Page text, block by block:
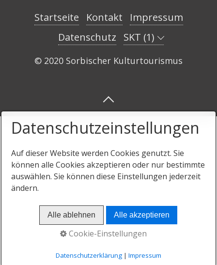
Startseite Kontakt
Impressum
Datenschutz
© 2020 Sorbischer Kulturtourismus
Datenschutzeinstellungen
Auf dieser Website werden Cookies genutzt. Sie
können alle Cookies akzeptieren oder nur bestimmte
auswählen. Sie können diese Einstellungen jederzeit
ändern.
Alle ablehnen Alle akzeptieren
Cookie-Einstellungen
Datenschutzerklärung| Impressum